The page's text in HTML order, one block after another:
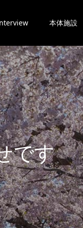
本体施設
です。